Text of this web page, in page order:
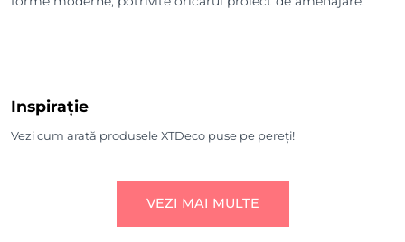
Inspirație
Vezi cum arată produsele XTDeco puse pe pereți!
VEZI MAI MULTE